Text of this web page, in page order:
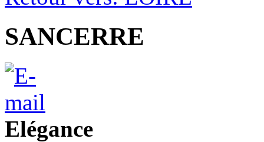
SANCERRE
Elégance